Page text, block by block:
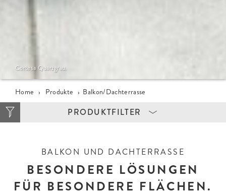
Cortesa Quarzgrau.
Home › Produkte › Balkon/Dachterrasse
PRODUKTFILTER
ZIELGRUPPE
Garten + Haus
Öffentlicher Raum
STEINTYP
Platte
Stufe
BALKON UND DACHTERRASSE
BESONDERE LÖSUNGEN
FÜR BESONDERE FLÄCHEN.